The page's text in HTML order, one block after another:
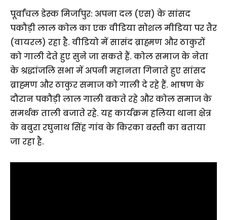
पूर्वांचल डेस्क मिर्जापुर: अपना दल (एस) के सांसद
पकौड़ी लाल कोल का एक वीडिया सोशल मीडिया पर तैर
(वायरल) रहा है. वीडियो में सासंद ब्राह्मण और ठाकुरों
को गाली देते हुए सुने जा सकते हैं. कोल समाज के नेता
के श्रद्धांजलि सभा में अपनी महानता गिनाते हुए सांसद
ब्राह्मण और ठाकुर समाज को गाली दे रहे हैं. भाषण के
दौरान पकौड़ी लाल गाली बकते रहे और कोल समाज के
समर्थक ताली बजाते रहे. यह कार्यक्रम हलिया थाना क्षेत्र
के बबुरा रघुनाथ सिंह गांव के किरका बस्ती का बताया
जा रहा है.